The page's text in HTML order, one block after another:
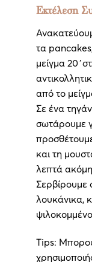
Εκτέλεση
τα
μείγμα
από το
Σε ένα
σωτάρουμε
και τη
λεπτά
Σερβίρουμε
λουκάνικα,
Tips: